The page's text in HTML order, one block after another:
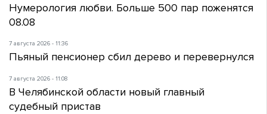
Нумерология любви. Больше 500 пар поженятся
08.08
7 августа 2026 - 11:36
Пьяный пенсионер сбил дерево и перевернулся
7 августа 2026 - 11:08
В Челябинской области новый главный
судебный пристав